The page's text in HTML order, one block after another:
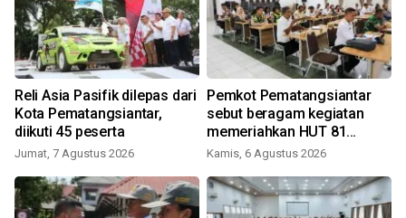
Reli Asia Pasifik dilepas dari
Kota Pematangsiantar,
diikuti 45 peserta
Jumat, 7 Agustus 2026
Pemkot Pematangsiantar
sebut beragam kegiatan
memeriahkan HUT 81
Kemerdekaan RI
Kamis, 6 Agustus 2026